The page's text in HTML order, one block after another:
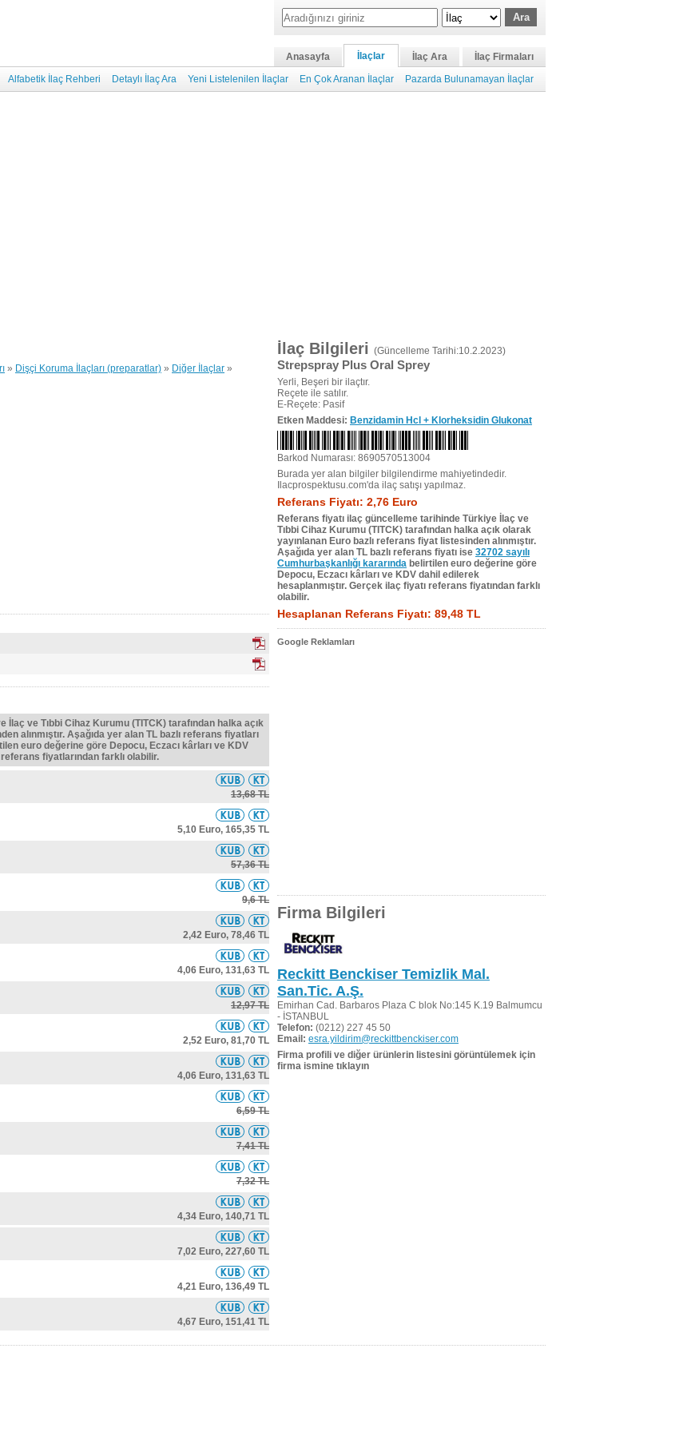
Anasayfa İlaçlar İlaç Ara
İlaç Firmaları
Alfabetik İlaç Rehberi
Detaylı İlaç Ara Yeni Listelenilen İlaçlar En Çok Aranan İlaçlar Pazarda Bulunamayan İlaçlar
» Dişçi Koruma İlaçları (preparatlar) » Diğer İlaçlar »
ve Tıbbi Cihaz Kurumu (TITCK) tarafından halka açık
alınmıştır. Aşağıda yer alan TL bazlı referans fiyatları
euro değerine göre Depocu, Eczacı kârları ve KDV
fiyatlarından farklı olabilir.
13,68 TL
5,10 Euro, 165,35 TL
57,36 TL
9,6 TL
2,42 Euro, 78,46 TL
4,06 Euro, 131,63 TL
12,97 TL
2,52 Euro, 81,70 TL
4,06 Euro, 131,63 TL
6,59 TL
7,41 TL
7,32 TL
4,34 Euro, 140,71 TL
7,02 Euro, 227,60 TL
4,21 Euro, 136,49 TL
4,67 Euro, 151,41 TL
İlaç Bilgileri (Güncelleme Tarihi:10.2.2023)
Strepspray Plus Oral Sprey
Yerli, Beşeri bir ilaçtır.
Reçete ile satılır.
E-Reçete: Pasif
Etken Maddesi: Benzidamin Hcl + Klorheksidin Glukonat
Barkod Numarası: 8690570513004
Burada yer alan bilgiler bilgilendirme mahiyetindedir.
Ilacprospektusu.com'da ilaç satışı yapılmaz.
Referans Fiyatı: 2,76 Euro
Referans fiyatı ilaç güncelleme tarihinde Türkiye İlaç ve
Tıbbi Cihaz Kurumu (TITCK) tarafından halka açık olarak
yayınlanan Euro bazlı referans fiyat listesinden alınmıştır.
Aşağıda yer alan TL bazlı referans fiyatı ise 32702 sayılı
Cumhurbaşkanlığı kararında belirtilen euro değerine göre
Depocu, Eczacı kârları ve KDV dahil edilerek
hesaplanmıştır. Gerçek ilaç fiyatı referans fiyatından farklı
olabilir.
Hesaplanan Referans Fiyatı: 89,48 TL
Google Reklamları
Firma Bilgileri
Reckitt Benckiser Temizlik Mal.
San.Tic. A.Ş.
Emirhan Cad. Barbaros Plaza C blok No:145 K.19 Balmumcu
- İSTANBUL
Telefon: (0212) 227 45 50
Email: esra.yildirim@reckittbenckiser.com
Firma profili ve diğer ürünlerin listesini görüntülemek için
firma ismine tıklayın